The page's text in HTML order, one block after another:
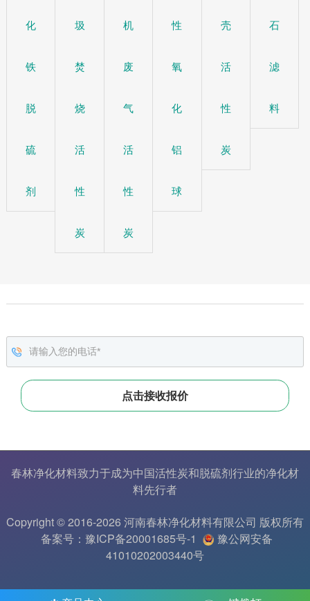
化
铁
脱
硫
剂
圾
焚
烧
活
性
炭
机
废
气
活
性
炭
性
氧
化
铝
球
壳
活
性
炭
石
滤
料
春林净化材料致力于成为中国活性炭和脱硫剂行业的净化材
料先行者
Copyright © 2016-2026 河南春林净化材料有限公司 版权所有
备案号：豫ICP备20001685号-1
豫公网安备
41010202003440号